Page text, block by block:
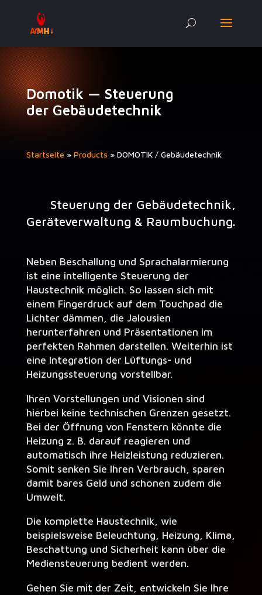
Domotik — Steuerung
der Gebäudetechnik
Start­seite » Prod­ucts » DOMOTIK / Gebäudetechnik
Steuerung der Gebäudetechnik,
Geräteverwaltung & Raumbuchung.
Neben Beschallung und Sprachalarmierung
ist eine intelligente Steuerung der
Haustechnik möglich. So lassen sich mit
einem Fingerdruck auf dem Touchpad die
Lichter dämmen, die Jalousien
herunterfahren und Präsentationen im
perfekten Rahmen darstellen. Weiterhin ist
eine Integration der Lüftungs- und
Heizungssteuerung vorstellbar.
Ihren Vorstellungen und Visionen sind
hierbei keine technischen Grenzen gesetzt.
Bei der Öffnung von Fenstern könnte die
Heizung z. B. darauf reagieren und
automatisch ihre Heizleistung reduzieren.
Somit senken Sie Ihren Verbrauch, sparen
damit bares Geld und schonen zudem die
Umwelt.
Die komplette Haustechnik, wie
beispielsweise Beleuchtung, Heizung, Klima,
Beschattung und Sicherheit kann über die
Mediensteuerung bedient werden.
Gehen Sie mit der Zeit, entwickeln Sie Ihre